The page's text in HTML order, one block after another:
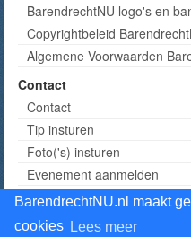
BarendrechtNU.nl maakt
cookies Lees meer
BarendrechtNU logo's en
Copyrightbeleid
Algemene Voorwaarden
Contact
Contact
Tip insturen
Foto('s) insturen
Evenement aanmelden
Informatie aanvragen